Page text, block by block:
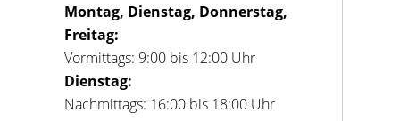
Montag, Dienstag, Donnerstag,
Freitag:
Vormittags: 9:00 bis 12:00 Uhr
Dienstag:
Nachmittags: 16:00 bis 18:00 Uhr